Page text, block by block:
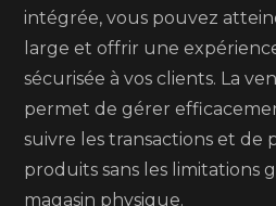
intégrée, vous pouvez
large et offrir une
sécurisée à vos clients. La
permet de gérer
suivre les transactions et de
produits sans les limitations
magasin physique.